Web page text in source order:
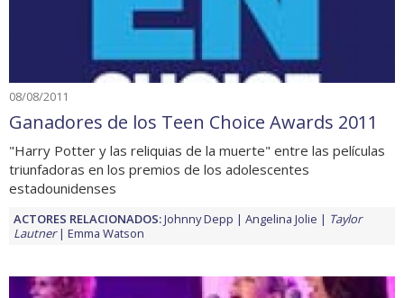
08/08/2011
Ganadores de los Teen Choice Awards 2011
"Harry Potter y las reliquias de la muerte" entre las películas
triunfadoras en los premios de los adolescentes
estadounidenses
ACTORES RELACIONADOS:Johnny Depp Angelina Jolie
Taylor
Lautner
Emma Watson